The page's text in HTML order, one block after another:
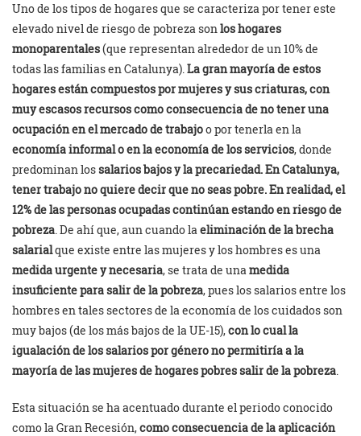
Uno de los tipos de hogares que se caracteriza por tener este
elevado nivel de riesgo de pobreza sonlos hogares
monoparentales(que representan alrededor de un 10% de
todas las familias en Catalunya).La gran mayoría de estos
hogares están compuestos por mujeres y sus criaturas, con
muy escasos recursos como consecuencia de no tener una
ocupación en el mercado de trabajoo por tenerla en la
economía informal o en la economía de los servicios, donde
predominan los salarios bajos y la precariedad. En Catalunya,
tener trabajo no quiere decir que no seas pobre. En realidad, el
12% de las personas ocupadas continúan estando en riesgo de
pobreza. De ahí que, aun cuando laeliminación de la brecha
salarialque existe entre las mujeres y los hombres es una
medida urgente y necesaria, se trata de unamedida
insuficiente para salir de la pobreza, pues los salarios entre los
hombres en tales sectores de la economía de los cuidados son
muy bajos (de los más bajos de la UE-15),con lo cual la
igualación de los salarios por género no permitiría a la
mayoría de las mujeres de hogares pobres salir de la pobreza.
Esta situación se ha acentuado durante el periodo conocido
como la Gran Recesión,como consecuencia de la aplicación